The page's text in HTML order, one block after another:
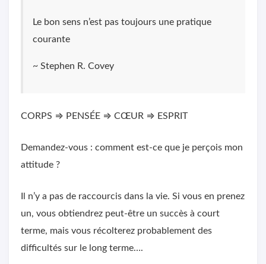
Le bon sens n’est pas toujours une pratique
courante
~ Stephen R. Covey
CORPS ⇒ PENSÉE ⇒ CŒUR ⇒ ESPRIT
Demandez-vous : comment est-ce que je perçois mon
attitude ?
Il n’y a pas de raccourcis dans la vie. Si vous en prenez
un, vous obtiendrez peut-être un succès à court
terme, mais vous récolterez probablement des
difficultés sur le long terme….